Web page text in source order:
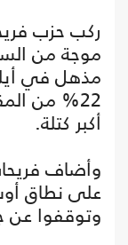
ركب حزب
موجة من
مذهل في
22% من
أكبر كتلة.
وأضاف
على نطاق
وتوقفوا عن